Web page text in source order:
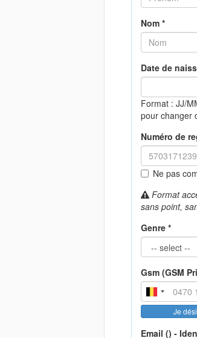
Nom *
Date de
Format : JJ/
pour changer
Numéro de
Ne pas
Format
sans point,
Genre *
Gsm (GSM
Je
Email () -